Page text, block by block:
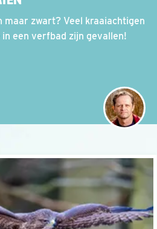
maar zwart? Veel kraaiachtigen
een verfbad zijn gevallen!